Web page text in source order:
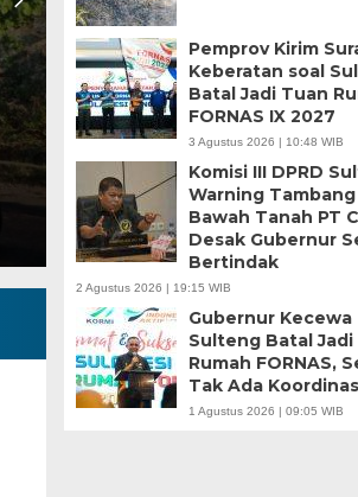
Pemprov Kirim
Keberatan soal
Batal Jadi Tuan
FORNAS IX 2027
3 Agustus 2026 | 10:48 WIB
Komisi III DPRD
Warning Tambang
Bawah Tanah PT
Desak Gubernur
Bertindak
2 Agustus 2026 | 19:15 WIB
Gubernur Kecewa
Sulteng Batal Jadi
Rumah FORNAS,
Tak Ada
1 Agustus 2026 | 09:05 WIB